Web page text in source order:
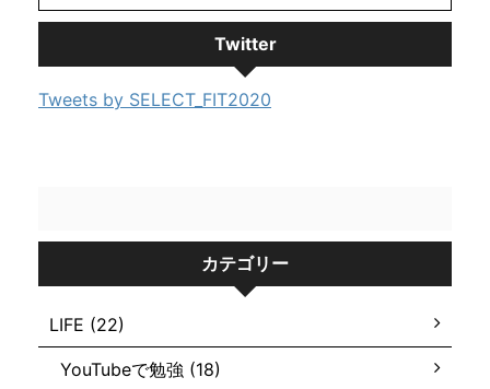
Twitter
Tweets by SELECT_FIT2020
カテゴリー
LIFE (22)
YouTubeで勉強 (18)